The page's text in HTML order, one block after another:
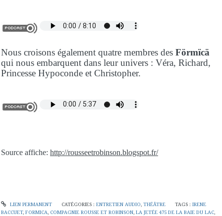
Nous croisons également quatre membres des Förmïcä
qui nous embarquent dans leur univers : Véra, Richard,
Princesse Hypoconde et Christopher.
Source affiche: http://rousseetrobinson.blogspot.fr/
LIEN PERMANENT CATÉGORIES : ENTRETIEN AUDIO, THÉÂTRE TAGS :IRENE
BACCUET, FORMICA, COMPAGNIE ROUSSE ET ROBINSON, LA JETÉE 475 DE LA BAIE DU LAC,